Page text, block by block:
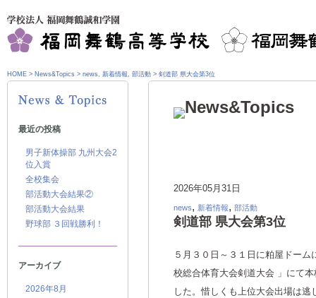
HOME > News&Topics > news, 新着情報, 部活動 > 剣道部 県大会第3位
最近の投稿
男子新体操部 九州大会2
位入賞
全校集会
部活動大会結果②
部活動大会結果
野球部 ３回戦勝利！
アーカイブ
2026年8月
2026年05月31日
news, 新着情報, 部活動
剣道部 県大会第3位
５月３０日～３１日に粕屋ドー
校総合体育大会剣道大会 」にて
した。惜しくも上位大会出場は